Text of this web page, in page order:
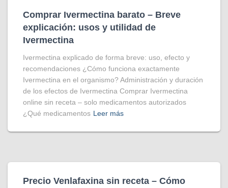
Comprar Ivermectina​ barato – Breve
explicación: usos y utilidad de
Ivermectina
Ivermectina explicado de forma breve: uso, efecto y
recomendaciones ¿Cómo funciona exactamente
Ivermectina en el organismo? Administración y duración
de los efectos de Ivermectina Comprar Ivermectina
online sin receta – solo medicamentos autorizados
¿Qué medicamentos Leer más
Precio Venlafaxina sin receta – Cómo